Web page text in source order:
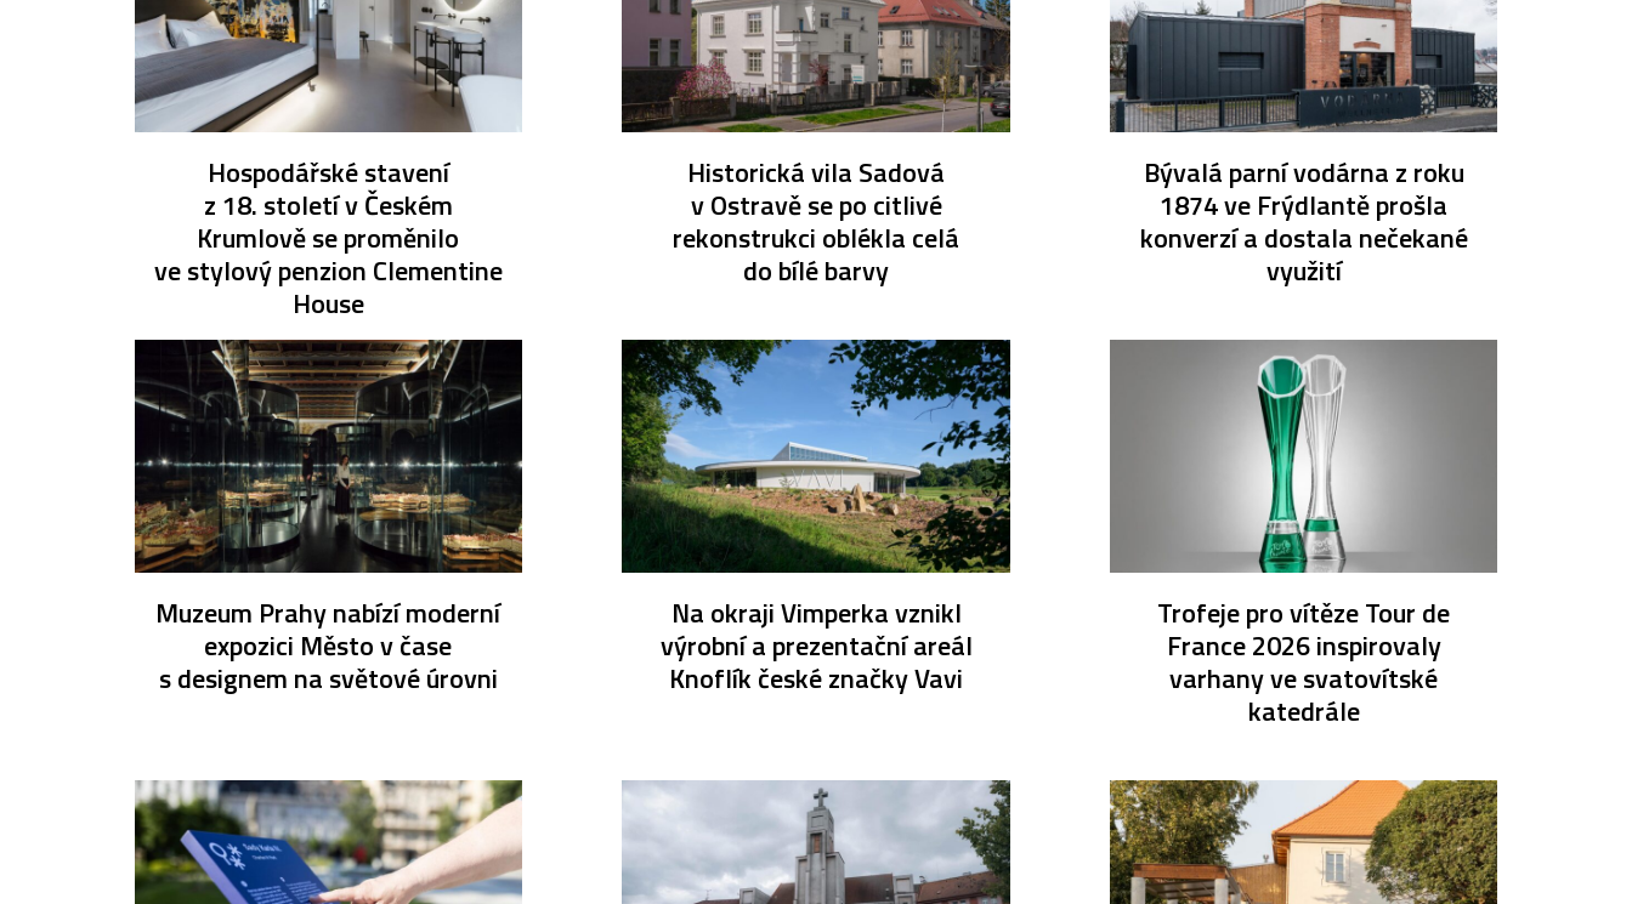
Hospodářské stavení
z 18. století v Českém
Krumlově se proměnilo
ve stylový penzion Clementine
House
Historická vila Sadová
v Ostravě se po citlivé
rekonstrukci oblékla celá
do bílé barvy
Bývalá parní vodárna z roku
1874 ve Frýdlantě prošla
konverzí a dostala nečekané
využití
Muzeum Prahy nabízí moderní
expozici Město v čase
s designem na světové úrovni
Na okraji Vimperka vznikl
výrobní a prezentační areál
Knoflík české značky Vavi
Trofeje pro vítěze Tour de
France 2026 inspirovaly
varhany ve svatovítské
katedrále